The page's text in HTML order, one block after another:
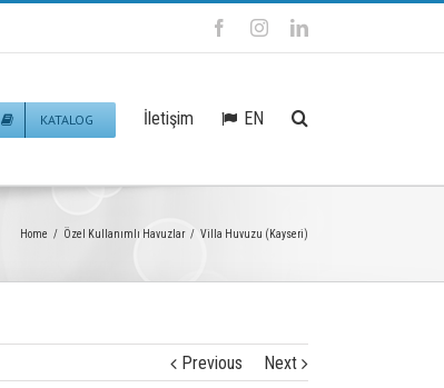
FacebookInstagramLinkedin
KATALOG İletişim EN
Home / Özel Kullanımlı Havuzlar / Villa Huvuzu (Kayseri)
Previous Next